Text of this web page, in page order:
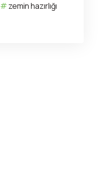
zemin hazırlığı